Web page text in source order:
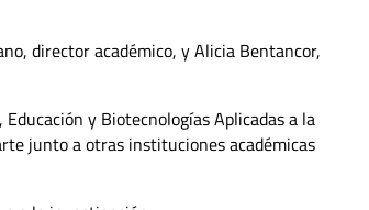
director académico, y Alicia Bentancor,
y Biotecnologías Aplicadas a la
junto a otras instituciones académicas